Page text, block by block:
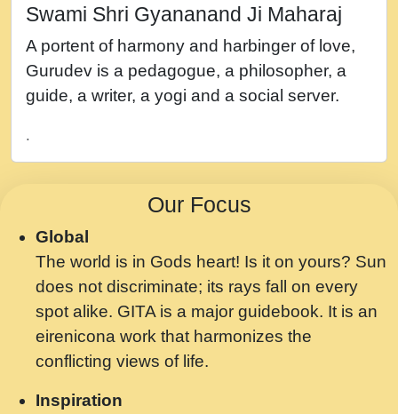
नह भरस रह लडडल... अपन खट करम क !!!! मह दद
सहर चरण क .....mp3
बगड नसब कसन सवर तर बगर Shri ravinandan
shastri ji maharaj.mp3
Chahe Ram Ho Chahe Shyam Ho.mp3
मझ अपन जवन बनन न आय, रठ हर क मनन न आय
Shri ravinandan shastri ji maharaj.mp3
मन अशांत मंत्र जाप - गीता प्रेरणा -Swami
Gyananand Ji Maharaj.mp3
मन बध लय परम वल कगन Special Shyam
Saawariya.mp3
Swami Shri Gyananand Ji Maharaj
A portent of harmony and harbinger of love,
Gurudev is a pedagogue, a philosopher, a
guide, a writer, a yogi and a social server.
.
Our Focus
Global
The world is in Gods heart! Is it on yours? Sun
does not discriminate; its rays fall on every
spot alike. GITA is a major guidebook. It is an
eirenicona work that harmonizes the
conflicting views of life.
Inspiration